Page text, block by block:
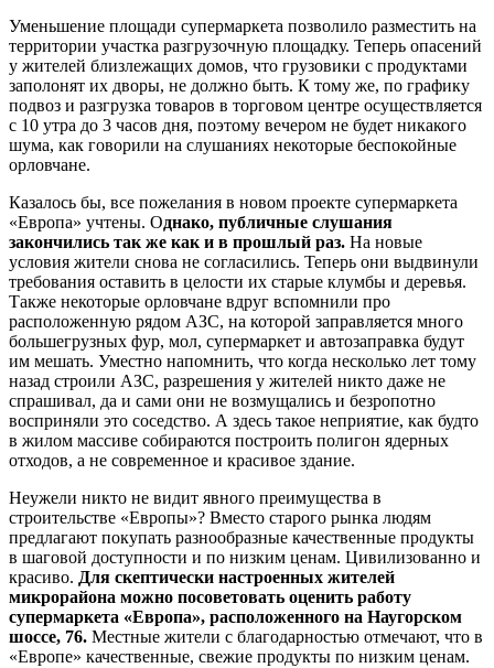
Уменьшение площади супермаркета позволило разместить на
территории участка разгрузочную площадку. Теперь опасений
у жителей близлежащих домов, что грузовики с продуктами
заполонят их дворы, не должно быть. К тому же, по графику
подвоз и разгрузка товаров в торговом центре осуществляется
с 10 утра до 3 часов дня, поэтому вечером не будет никакого
шума, как говорили на слушаниях некоторые беспокойные
орловчане.
Казалось бы, все пожелания в новом проекте супермаркета
«Европа» учтены. Однако, публичные слушания
закончились так же как и в прошлый раз. На новые
условия жители снова не согласились. Теперь они выдвинули
требования оставить в целости их старые клумбы и деревья.
Также некоторые орловчане вдруг вспомнили про
расположенную рядом АЗС, на которой заправляется много
большегрузных фур, мол, супермаркет и автозаправка будут
им мешать. Уместно напомнить, что когда несколько лет тому
назад строили АЗС, разрешения у жителей никто даже не
спрашивал, да и сами они не возмущались и безропотно
восприняли это соседство. А здесь такое неприятие, как будто
в жилом массиве собираются построить полигон ядерных
отходов, а не современное и красивое здание.
Неужели никто не видит явного преимущества в
строительстве «Европы»? Вместо старого рынка людям
предлагают покупать разнообразные качественные продукты
в шаговой доступности и по низким ценам. Цивилизованно и
красиво. Для скептически настроенных жителей
микрорайона можно посоветовать оценить работу
супермаркета «Европа», расположенного на Наугорском
шоссе, 76. Местные жители с благодарностью отмечают, что в
«Европе» качественные, свежие продукты по низким ценам.